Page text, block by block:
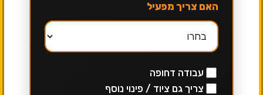
האם צריך מפעיל
עבודה דחופה
צריך גם ציוד / פינוי נוסף